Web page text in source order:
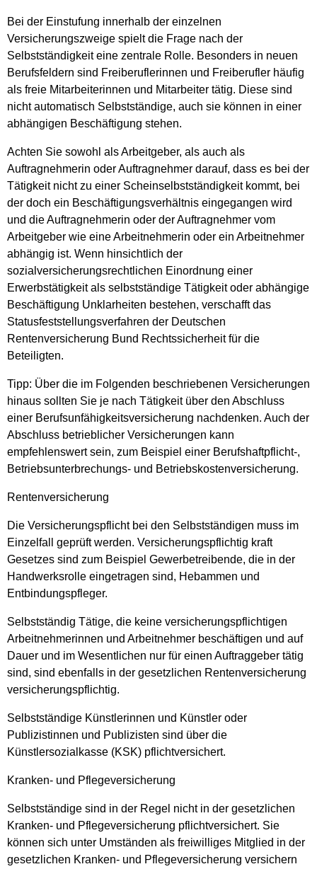
Bei der Einstufung innerhalb der einzelnen
Versicherungszweige spielt die Frage nach der
Selbstständigkeit eine zentrale Rolle. Besonders in neuen
Berufsfeldern sind Freiberuflerinnen und Freiberufler häufig
als freie Mitarbeiterinnen und Mitarbeiter tätig. Diese sind
nicht automatisch Selbstständige, auch sie können in einer
abhängigen Beschäftigung stehen.
Achten Sie sowohl als Arbeitgeber, als auch als
Auftragnehmerin oder Auftragnehmer darauf, dass es bei der
Tätigkeit nicht zu einer Scheinselbstständigkeit kommt, bei
der doch ein Beschäftigungsverhältnis eingegangen wird
und die Auftragnehmerin oder der Auftragnehmer vom
Arbeitgeber wie eine Arbeitnehmerin oder ein Arbeitnehmer
abhängig ist. Wenn hinsichtlich der
sozialversicherungsrechtlichen Einordnung einer
Erwerbstätigkeit als selbstständige Tätigkeit oder abhängige
Beschäftigung Unklarheiten bestehen, verschafft das
Statusfeststellungsverfahren der Deutschen
Rentenversicherung Bund Rechtssicherheit für die
Beteiligten.
Tipp: Über die im Folgenden beschriebenen Versicherungen
hinaus sollten Sie je nach Tätigkeit über den Abschluss
einer Berufsunfähigkeitsversicherung nachdenken. Auch der
Abschluss betrieblicher Versicherungen kann
empfehlenswert sein, zum Beispiel einer Berufshaftpflicht-,
Betriebsunterbrechungs- und Betriebskostenversicherung.
Rentenversicherung
Die Versicherungspflicht bei den Selbstständigen muss im
Einzelfall geprüft werden. Versicherungspflichtig kraft
Gesetzes sind zum Beispiel Gewerbetreibende, die in der
Handwerksrolle eingetragen sind, Hebammen und
Entbindungspfleger.
Selbstständig Tätige, die keine versicherungspflichtigen
Arbeitnehmerinnen und Arbeitnehmer beschäftigen und auf
Dauer und im Wesentlichen nur für einen Auftraggeber tätig
sind, sind ebenfalls in der gesetzlichen Rentenversicherung
versicherungspflichtig.
Selbstständige Künstlerinnen und Künstler oder
Publizistinnen und Publizisten sind über die
Künstlersozialkasse (KSK) pflichtversichert.
Kranken- und Pflegeversicherung
Selbstständige sind in der Regel nicht in der gesetzlichen
Kranken- und Pflegeversicherung pflichtversichert. Sie
können sich unter Umständen als freiwilliges Mitglied in der
gesetzlichen Kranken- und Pflegeversicherung versichern